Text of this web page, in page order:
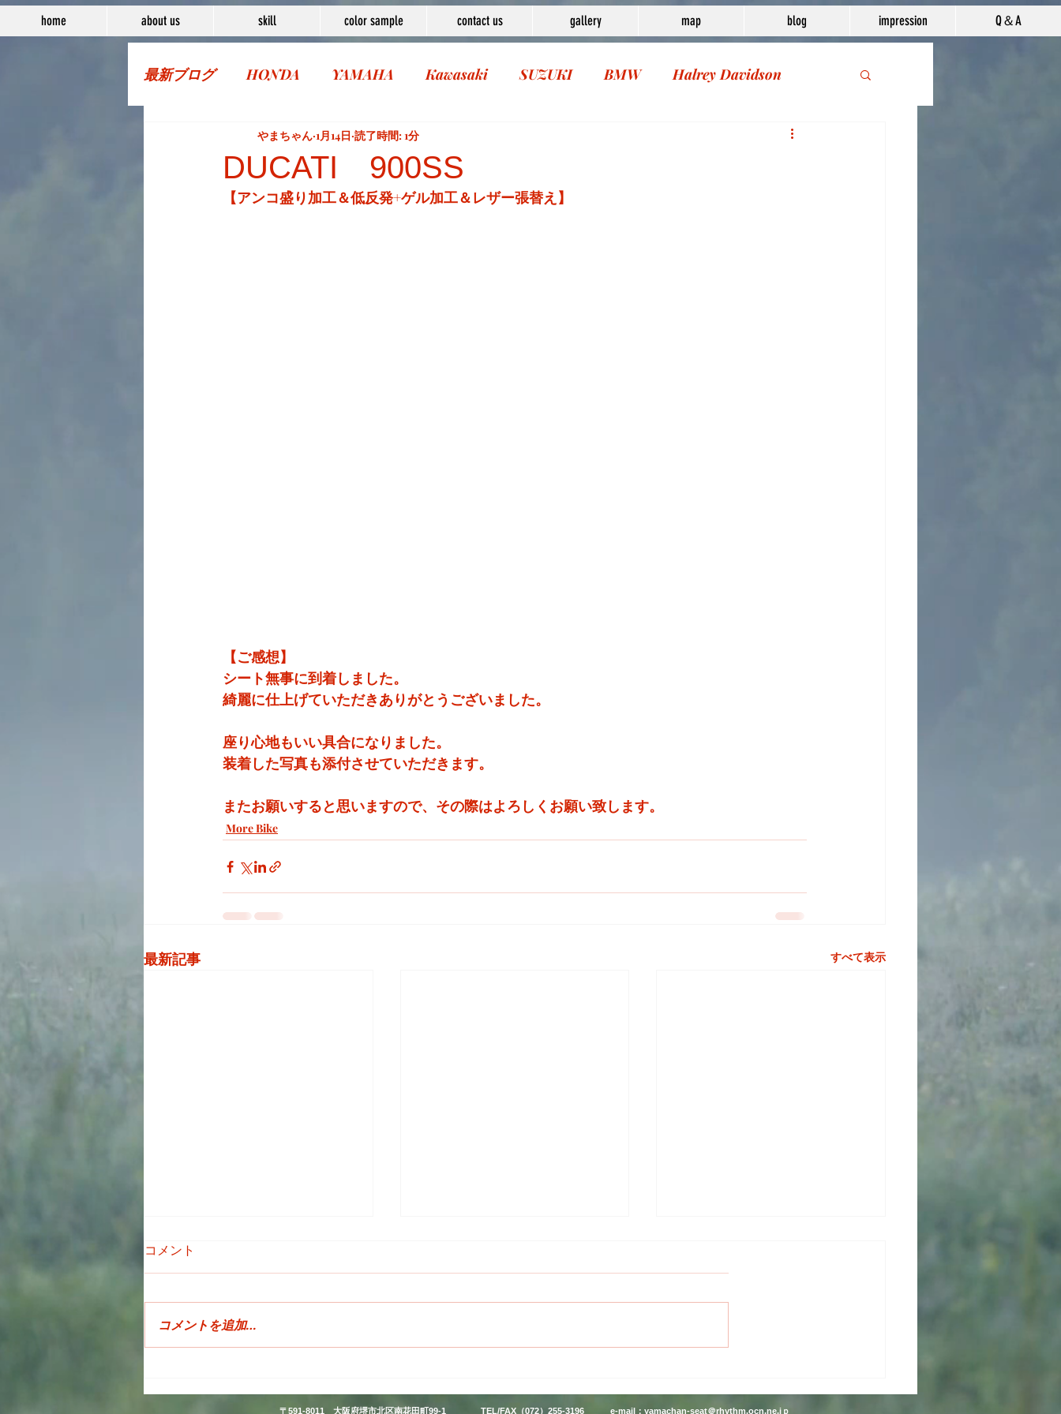
home about us skill color sample contact us gallery map blog impression Q＆A
最新ブログ HONDA YAMAHA Kawasaki SUZUKI BMW Halrey Davidson
DUCATI 900SS
やまちゃん 1月14日 読了時間: 1分
【アンコ盛り加工＆低反発+ゲル加工＆レザー張替え】
【ご感想】
シート無事に到着しました。
綺麗に仕上げていただきありがとうございました。
座り心地もいい具合になりました。
装着した写真も添付させていただきます。
またお願いすると思いますので、その際はよろしくお願い致します。
More Bike
最新記事 すべて表示
ナイトシフト
ー
コメント
コメントを追加…
〒591-8011 大阪府堺市北区南花田町99-1 TEL/FAX （072）255-3196 e-mail： yamachan-seat＠rhythm.ocn.ne.jｐ